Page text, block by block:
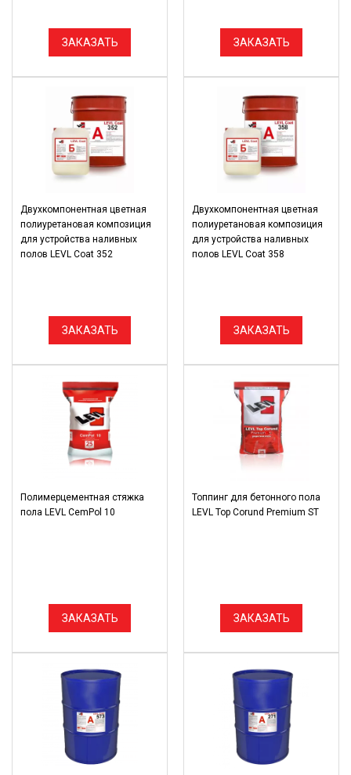
ЗАКАЗАТЬ ЗАКАЗАТЬ
Двухкомпонентная цветная
полиуретановая композиция
для устройства наливных
полов LEVL Coat 352
ЗАКАЗАТЬ
Двухкомпонентная цветная
полиуретановая композиция
для устройства наливных
полов LEVL Coat 358
ЗАКАЗАТЬ
Полимерцементная стяжка
пола LEVL CemPol 10
ЗАКАЗАТЬ
Топпинг для бетонного пола
LEVL Top Corund Premium ST
ЗАКАЗАТЬ